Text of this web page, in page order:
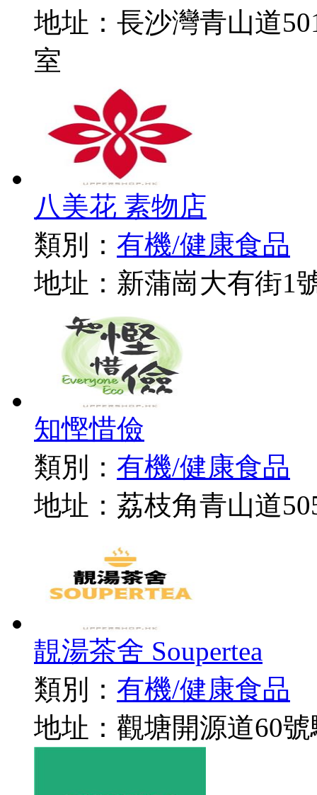
地址：長沙灣青山道
室
八美花 素物店
類別： 有機/健康食品
地址：新蒲崗大有街1
知慳惜儉
類別： 有機/健康食品
地址：荔枝角青山道
靚湯茶舍 Soupertea
類別： 有機/健康食品
地址：觀塘開源道60